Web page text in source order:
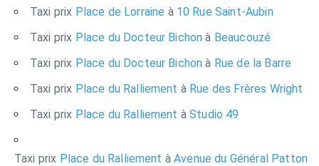
Taxi prix Place de Lorraine à10 Rue Saint-Aubin
Taxi prix Place du Docteur Bichonà Beaucouzé
Taxi prix Place du Docteur Bichonà Rue de la Barre
Taxi prix Place du Ralliement à Rue des Frères Wright
Taxi prix Place du Ralliement à Studio 49
Taxi prix Place du Ralliement à Avenue du Général Patton